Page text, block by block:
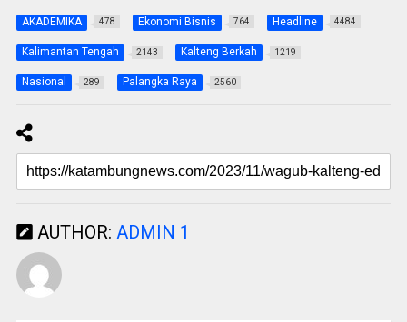
AKADEMIKA 478 Ekonomi Bisnis 764 Headline 4484
Kalimantan Tengah 2143 Kalteng Berkah 1219
Nasional 289 Palangka Raya 2560
AUTHOR: ADMIN 1